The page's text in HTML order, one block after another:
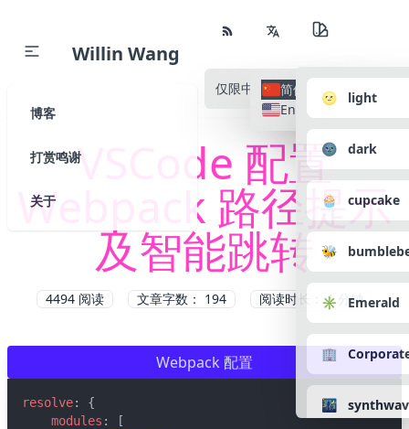
博客
打赏鸣谢
关于
Willin Wang
仅限中文所有语种
简体中文
English
🌝 light
🌚 dark
🧁 cupcake
🐝
✳️ Emerald
🏢
🌃
VSCode 配置
Webpack 路径提示
及智能跳转
4494 阅读 文章字数： 194 阅读时长： 1 分钟
Webpack 配置
resolve: {
modules : [